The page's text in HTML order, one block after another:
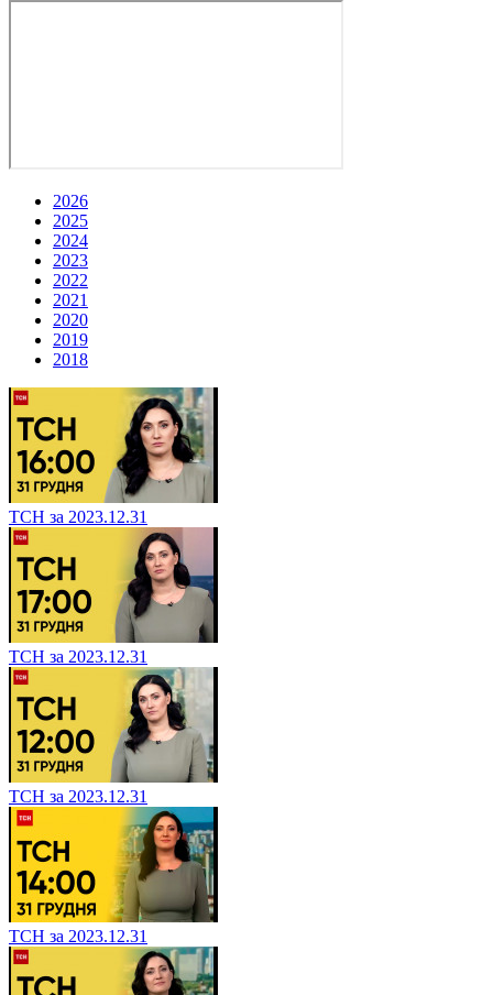
2026
2025
2024
2023
2022
2021
2020
2019
2018
ТСН за 2023.12.31
ТСН за 2023.12.31
ТСН за 2023.12.31
ТСН за 2023.12.31